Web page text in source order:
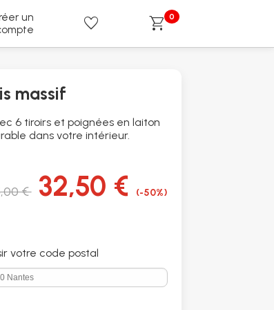
un
favorite shopping_cart 0
massif
6 tiroirs et poignées en laiton
dans votre intérieur.
€ 32,50 € (-50%)
votre code postal